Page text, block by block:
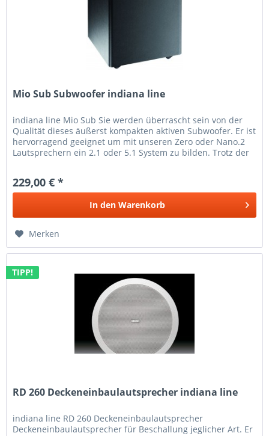
Mio Sub Subwoofer indiana line
indiana line Mio Sub Sie werden überrascht sein von der
Qualität dieses äußerst kompakten aktiven Subwoofer. Er ist
hervorragend geeignet um mit unseren Zero oder Nano.2
Lautsprechern ein 2.1 oder 5.1 System zu bilden. Trotz der
229,00 € *
In den Warenkorb
Merken
TIPP!
RD 260 Deckeneinbaulautsprecher indiana line
indiana line RD 260 Deckeneinbaulautsprecher
Deckeneinbaulautsprecher für Beschallung jeglicher Art. Er